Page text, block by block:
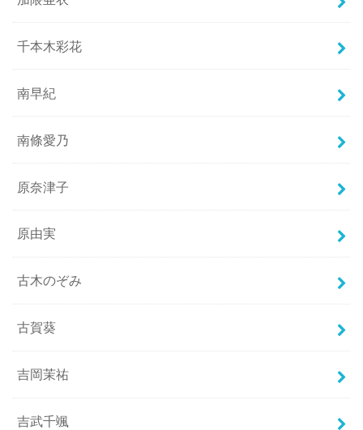
千本木彩花
南早紀
南條愛乃
原奈津子
原由実
古木のぞみ
古賀葵
吉岡茉祐
吉武千颯